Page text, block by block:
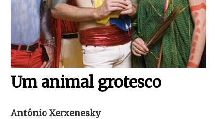
Um animal grotesco
Antônio Xerxenesky